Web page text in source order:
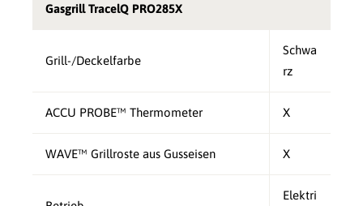
Gasgrill TracelQ PRO285X
Grill-/Deckelfarbe
Schwa
rz
ACCU PROBE™ Thermometer X
WAVE™ Grillroste aus Gusseisen X
Elektri